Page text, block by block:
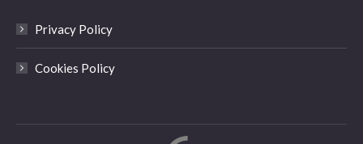
Privacy Policy
Cookies Policy